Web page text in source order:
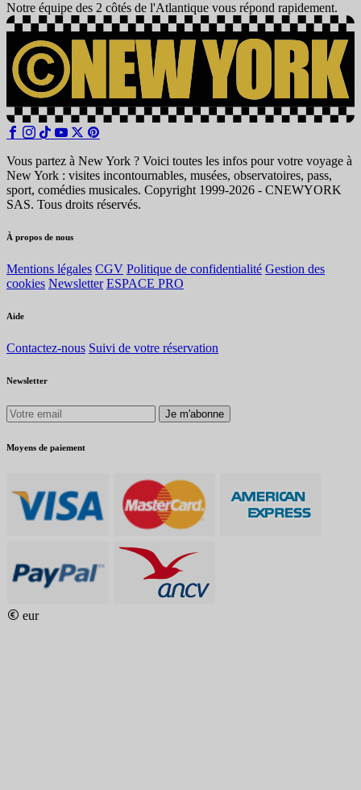
Notre équipe des 2 côtés de l'Atlantique vous répond rapidement.
Vous partez à New York ? Voici toutes les infos pour votre voyage à
New York : visites incontournables, musées, observatoires, pass,
sport, comédies musicales. Copyright 1999-2026 - CNEWYORK
SAS. Tous droits réservés.
À propos de nous
Mentions légales CGV Politique de confidentialité Gestion des
cookies Newsletter ESPACE PRO
Aide
Contactez-nous Suivi de votre réservation
Newsletter
Je m'abonne
Moyens de paiement
eur